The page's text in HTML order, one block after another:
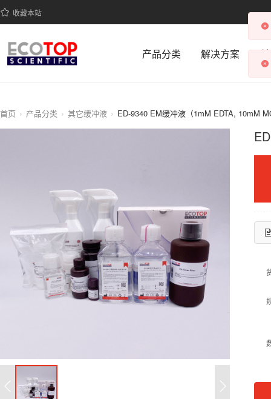
收藏本站
产品分类 解决方案
首页 产品分类 其它缓冲液 ED-9340 EM缓冲液（1mM EDTA, 10mM